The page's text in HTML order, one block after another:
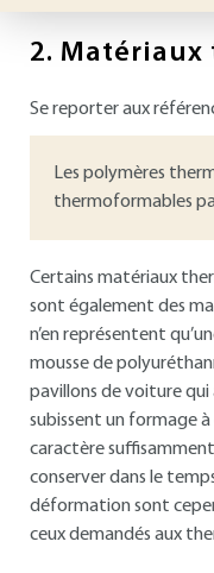
2. Matériaux
Se reporter aux
Les polymères
thermoformables
Certains matériaux
sont également des
n’en représentent
mousse de
pavillons de voiture
subissent un formage à
caractère
conserver dans le
déformation sont
ceux demandés aux